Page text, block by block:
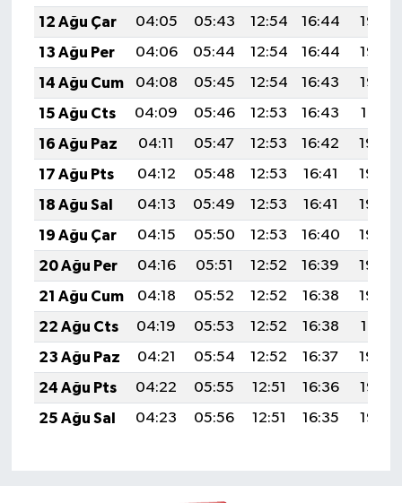
12 Ağu Çar
04:05 05:43 12:54 16:44
19:55
13 Ağu Per
04:06 05:44 12:54 16:44
19:53
14 Ağu Cum
04:08 05:45 12:54 16:43
19:52
15 Ağu Cts
04:09 05:46 12:53 16:43
19:51
16 Ağu Paz
04:11 05:47 12:53 16:42
19:49
17 Ağu Pts
04:12 05:48 12:53 16:41
19:48
18 Ağu Sal
04:13 05:49 12:53 16:41
19:46
19 Ağu Çar
04:15 05:50 12:53 16:40
19:45
20 Ağu Per
04:16 05:51 12:52 16:39
19:44
21 Ağu Cum
04:18 05:52 12:52 16:38
19:42
22 Ağu Cts
04:19 05:53 12:52 16:38
19:41
23 Ağu Paz
04:21 05:54 12:52 16:37
19:39
24 Ağu Pts
04:22 05:55 12:51 16:36
19:38
25 Ağu Sal
04:23 05:56 12:51 16:35 19:36